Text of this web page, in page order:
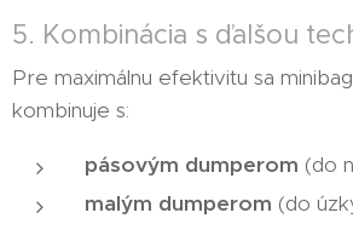
5. Kombinácia s ďalšou
Pre maximálnu efektivitu sa
kombinuje s:
pásovým dumperom (do
malým dumperom (do